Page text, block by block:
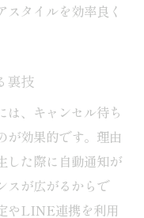
ーのコツ
れるオーダー方
点とポイント
を探すには
タイルを効率良く
裏技
は、キャンセル待ち
が効果的です。理由
した際に自動通知が
スが広がるからで
やLINE連携を利用